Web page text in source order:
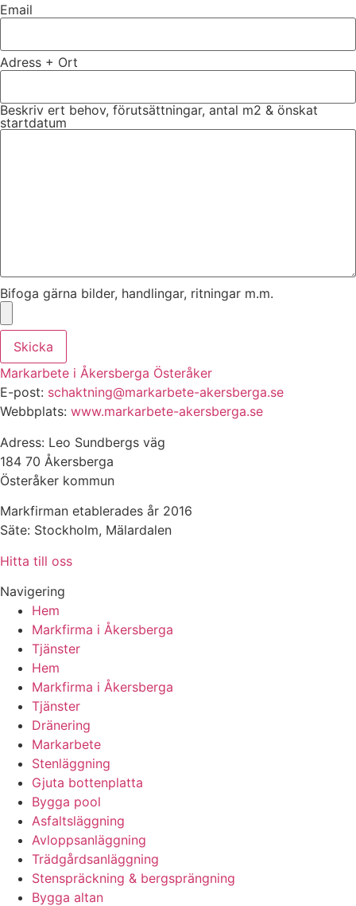
Email
Adress + Ort
Beskriv ert behov, förutsättningar, antal m2 & önskat
startdatum
Bifoga gärna bilder, handlingar, ritningar m.m.
Skicka
Markarbete i Åkersberga Österåker
E-post: schaktning@markarbete-akersberga.se
Webbplats: www.markarbete-akersberga.se
Adress: Leo Sundbergs väg
184 70 Åkersberga
Österåker kommun
Markfirman etablerades år 2016
Säte: Stockholm, Mälardalen
Hitta till oss
Navigering
Hem
Markfirma i Åkersberga
Tjänster
Hem
Markfirma i Åkersberga
Tjänster
Dränering
Markarbete
Stenläggning
Gjuta bottenplatta
Bygga pool
Asfaltsläggning
Avloppsanläggning
Trädgårdsanläggning
Stenspräckning & bergsprängning
Bygga altan